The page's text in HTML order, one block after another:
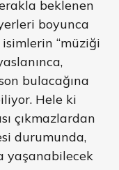
beklenen
boyunca
“müziği
bulacağına
Hele ki
çıkmazlardan
durumunda,
yaşanabilecek